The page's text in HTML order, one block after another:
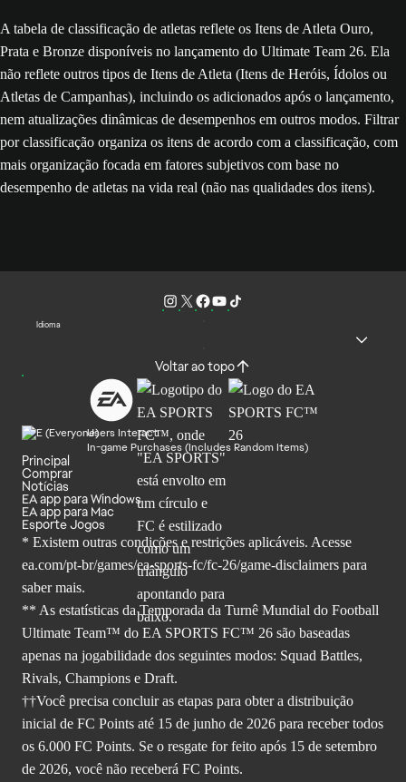
A tabela de classificação de atletas reflete os Itens de Atleta Ouro,
Prata e Bronze disponíveis no lançamento do Ultimate Team 26. Ela
não reflete outros tipos de Itens de Atleta (Itens de Heróis, Ídolos ou
Atletas de Campanhas), incluindo os adicionados após o lançamento,
nem atualizações dinâmicas de desempenhos em outros modos. Filtrar
por classificação organiza os itens de acordo com a classificação, com
mais organização focada em fatores subjetivos com base no
desempenho de atletas na vida real (não nas qualidades dos itens).
Idioma
Voltar ao topo
Users Interact
In-game Purchases (Includes Random Items)
Principal
Comprar
Notícias
EA app para Windows
EA app para Mac
Esporte Jogos
* Existem outras condições e restrições aplicáveis. Acesse
ea.com/pt-br/games/ea-sports-fc/fc-26/game-disclaimers para
saber mais.
** As estatísticas da Temporada da Turnê Mundial do Football
Ultimate Team™ do EA SPORTS FC™ 26 são baseadas
apenas na jogabilidade dos seguintes modos: Squad Battles,
Rivals, Champions e Draft.
††Você precisa concluir as etapas para obter a distribuição
inicial de FC Points até 15 de junho de 2026 para receber todos
os 6.000 FC Points. Se o resgate for feito após 15 de setembro
de 2026, você não receberá FC Points.